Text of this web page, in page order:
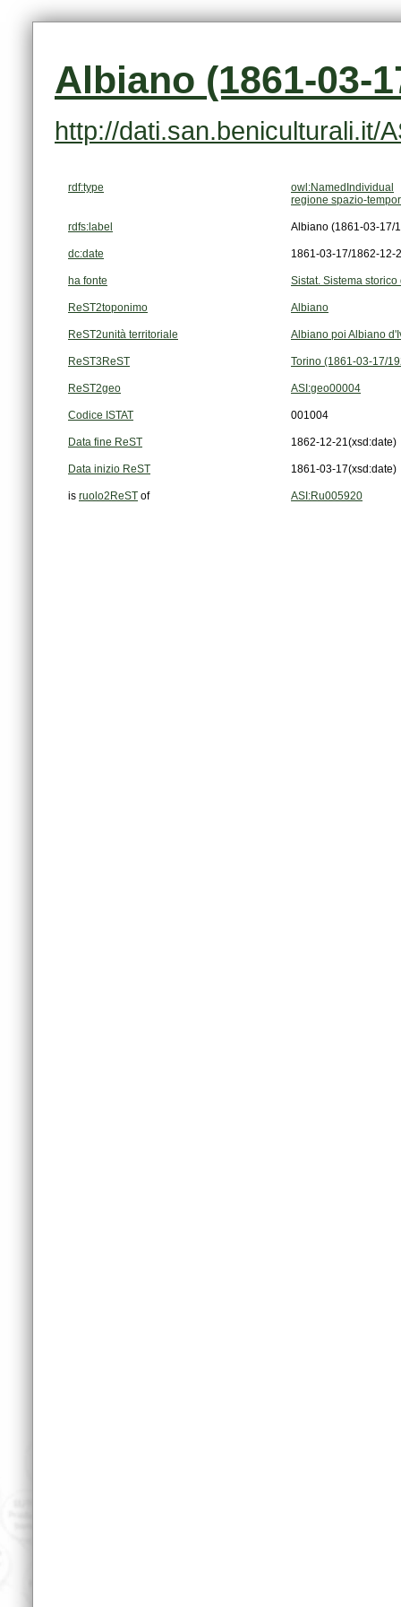
Albiano (1861-03-
http://dati.san.beniculturali.it/
rdf:type
owl:NamedIndividual
regione spazio-
rdfs:label Albiano (1861-03-17/
dc:date 1861-03-17/1862-12-
ha fonte Sistat. Sistema
ReST2toponimo Albiano
ReST2unità territoriale Albiano poi Albiano
ReST3ReST Torino (1861-03-17/
ReST2geo ASI:geo00004
Codice ISTAT 001004
Data fine ReST 1862-12-21(xsd:date)
Data inizio ReST 1861-03-17(xsd:date)
is ruolo2ReST of ASI:Ru005920